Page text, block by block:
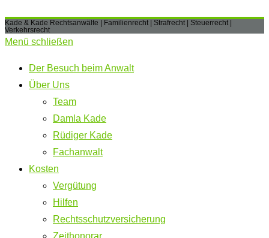
Kade & Kade Rechtsanwälte | Familienrecht | Strafrecht | Steuerrecht |
Verkehrsrecht
Menü schließen
Der Besuch beim Anwalt
Über Uns
Team
Damla Kade
Rüdiger Kade
Fachanwalt
Kosten
Vergütung
Hilfen
Rechtsschutzversicherung
Zeithonorar